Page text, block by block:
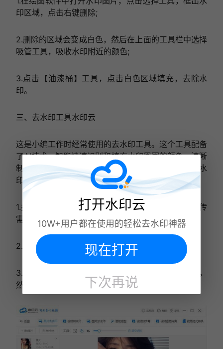
印区域，点击右键删除;
2.删除的区域会变成白色，然后在上面的工具栏中选择
吸管工具，吸收水印附近的颜色;
3.点击【油漆桶】工具，点击白色区域填充，去除水
印。
三、去水印工具水印云
这是小编工作时经常使用的去水印工具。这个工具配备
了AI技术，智能快速识别和填充水印周围的颜色，清晰
制作电影，达到无需返工的效果。接下来，我将展示水
印的操作步骤。
1.打开水印云，选择左功能栏中的图片水印功能，上传
需要去除水印的图片。
2.在左上角选择框选或涂鸦工具。
3.点击下面的去除水印，立即完成图片中的水印去除，
然后点击立即保存保存图片。
打开水印云
10W+用户都在使用的轻松去水印神器
现在打开
下次再说